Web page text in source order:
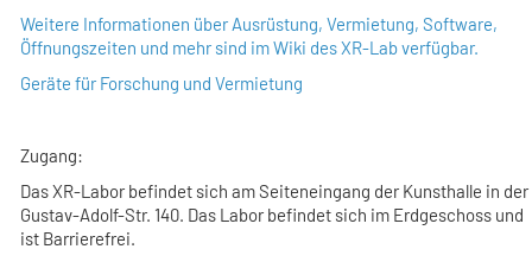
Weitere Informationen über Ausrüstung, Vermietung, Software,
Öffnungszeiten und mehr sind im Wiki des XR-Lab verfügbar.
Geräte für Forschung und Vermietung
Zugang:
Das XR-Labor befindet sich am Seiteneingang der Kunsthalle in der
Gustav-Adolf-Str. 140. Das Labor befindet sich im Erdgeschoss und
ist Barrierefrei.